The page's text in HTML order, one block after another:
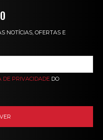
NOTÍCIAS, OFERTAS E
DE PRIVACIDADE DO